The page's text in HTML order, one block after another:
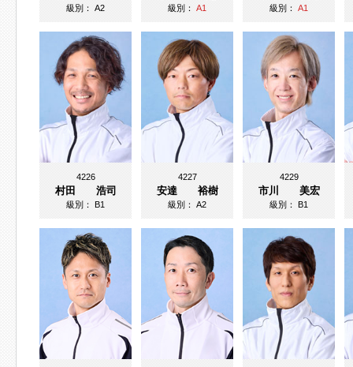
級別：A2 級別：A1 級別：A1
4226
村田 浩司
級別：B1
4227
安達 裕樹
級別：A2
4229
市川 美宏
級別：B1